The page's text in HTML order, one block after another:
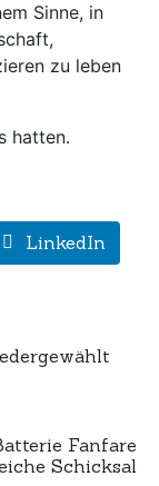
Sinne, in
zu leben
hatten.
LinkedIn
Fanfare
Schicksal